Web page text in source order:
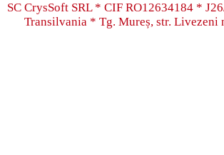
SC CrysSoft SRL * CIF RO12634184 *
Transilvania * Tg. Mureș, str. Livezeni